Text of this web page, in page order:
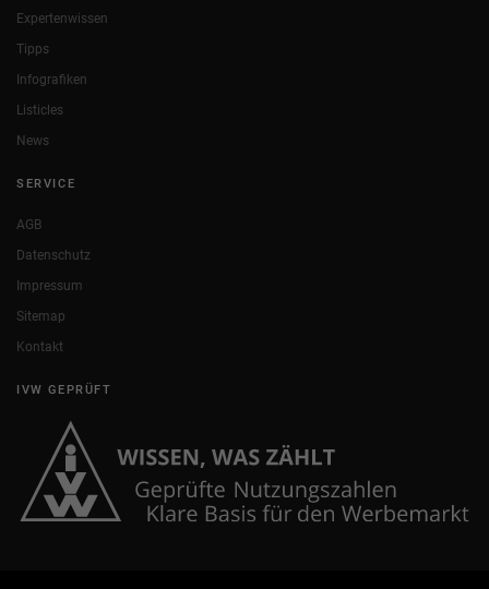
Expertenwissen
Tipps
Infografiken
Listicles
News
SERVICE
AGB
Datenschutz
Impressum
Sitemap
Kontakt
IVW GEPRÜFT